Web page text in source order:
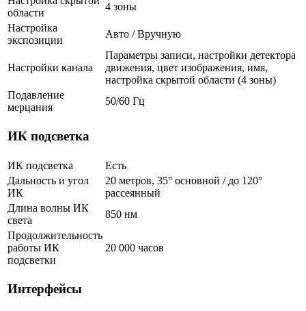
области
4 зоны
Настройка
экспозиции
Авто / Вручную
Настройки канала
Параметры записи, настройки детектора
движения, цвет изображения, имя,
настройка скрытой области (4 зоны)
Подавление
мерцания
50/60 Гц
ИК подсветка
ИК подсветка
Есть
Дальность и угол
ИК
20 метров, 35° основной / до 120°
рассеянный
Длина волны ИК
света
850 нм
Продолжительность
работы ИК
подсветки
20 000 часов
Интерфейсы